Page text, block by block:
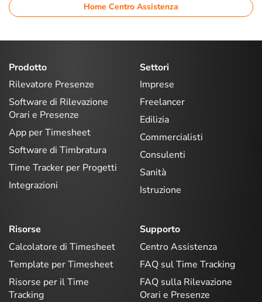
Home Centro Assistenza
Prodotto
Rilevatore Presenze
Software di Rilevazione
Orari e Presenze
App per Timesheet
Software di Timbratura
Time Tracker per Progetti
Integrazioni
Settori
Imprese
Freelancer
Edilizia
Commercialisti
Consulenti
Sanità
Istruzione
Risorse
Calcolatore di Timesheet
Template per Timesheet
Risorse per il Time
Tracking
Supporto
Centro Assistenza
FAQ sul Time Tracking
FAQ sulla Rilevazione
Orari e Presenze